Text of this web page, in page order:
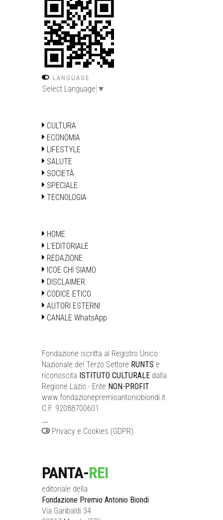
LANGUAGE
Select Language ▼
CULTURA
ECONOMIA
LIFESTYLE
SALUTE
SOCIETÀ
SPECIALE
TECNOLOGIA
HOME
L'EDITORIALE
REDAZIONE
ICOE CHI SIAMO
DISCLAIMER
CODICE ETICO
AUTORI ESTERNI
CANALE WhatsApp
Fondazione iscritta al Registro Unico
Nazionale del Terzo Settore RUNTS e
riconoscita ISTITUTO CULTURALE dalla
Regione Lazio - Ente NON-PROFIT
www.fondazionepremioantoniobiondi.it
C.F. 92088700601
Privacy e Cookies (GDPR)
PANTA-REI
editoriale della
Fondazione Premio Antonio Biondi
Via Garibaldi 34